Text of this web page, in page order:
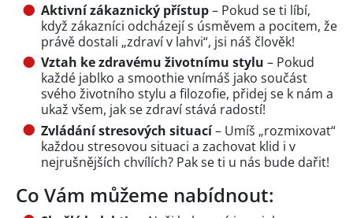
Aktivní zákaznický přístup– Pokud se ti líbí,
když zákazníci odcházejí s úsměvem a pocitem, že
právě dostali „zdraví v lahvi“, jsi náš člověk!
Vztah ke zdravému životnímu stylu – Pokud
každé jablko a smoothie vnímáš jako součást
svého životního stylu a filozofie, přidej se k nám a
ukaž všem, jak se zdraví stává radostí!
Zvládání stresových situací– Umíš „rozmixovat“
každou stresovou situaci a zachovat klid i v
nejrušnějších chvílích? Pak se ti u nás bude dařit!
Co Vám můžeme nabídnout: